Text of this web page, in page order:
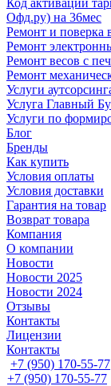
Код активации
Офд.ру) на 36мес
Ремонт и поверка
Ремонт
Ремонт весов с
Ремонт
Услуги
Услуга Главный
Услуги по
Блог
Бренды
Как купить
Условия оплаты
Условия доставки
Гарантия на товар
Возврат товара
Компания
О компании
Новости
Новости 2025
Новости 2024
Отзывы
Контакты
Лицензии
Контакты
+7 (950) 170-55-77
+7 (950) 170-55-77